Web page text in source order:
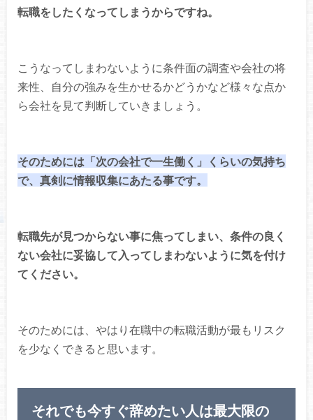
転職をしたくなってしまうからですね。
こうなってしまわないように条件面の調査や会社の将
来性、自分の強みを生かせるかどうかなど様々な点か
ら会社を見て判断していきましょう。
そのためには「次の会社で一生働く」くらいの気持ち
で、真剣に情報収集にあたる事です。
転職先が見つからない事に焦ってしまい、条件の良く
ない会社に妥協して入ってしまわないように気を付け
てください。
そのためには、やはり在職中の転職活動が最もリスク
を少なくできると思います。
それでも今すぐ辞めたい人は最大限の